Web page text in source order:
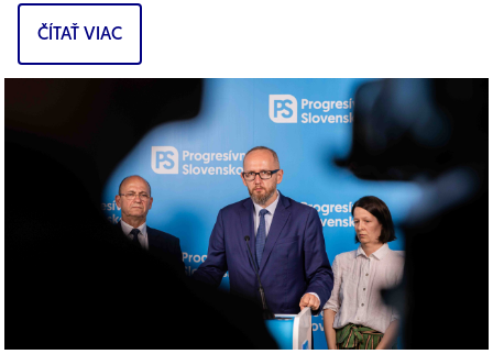
PS pre životné prostredie Tamara...
ČÍTAŤ VIAC